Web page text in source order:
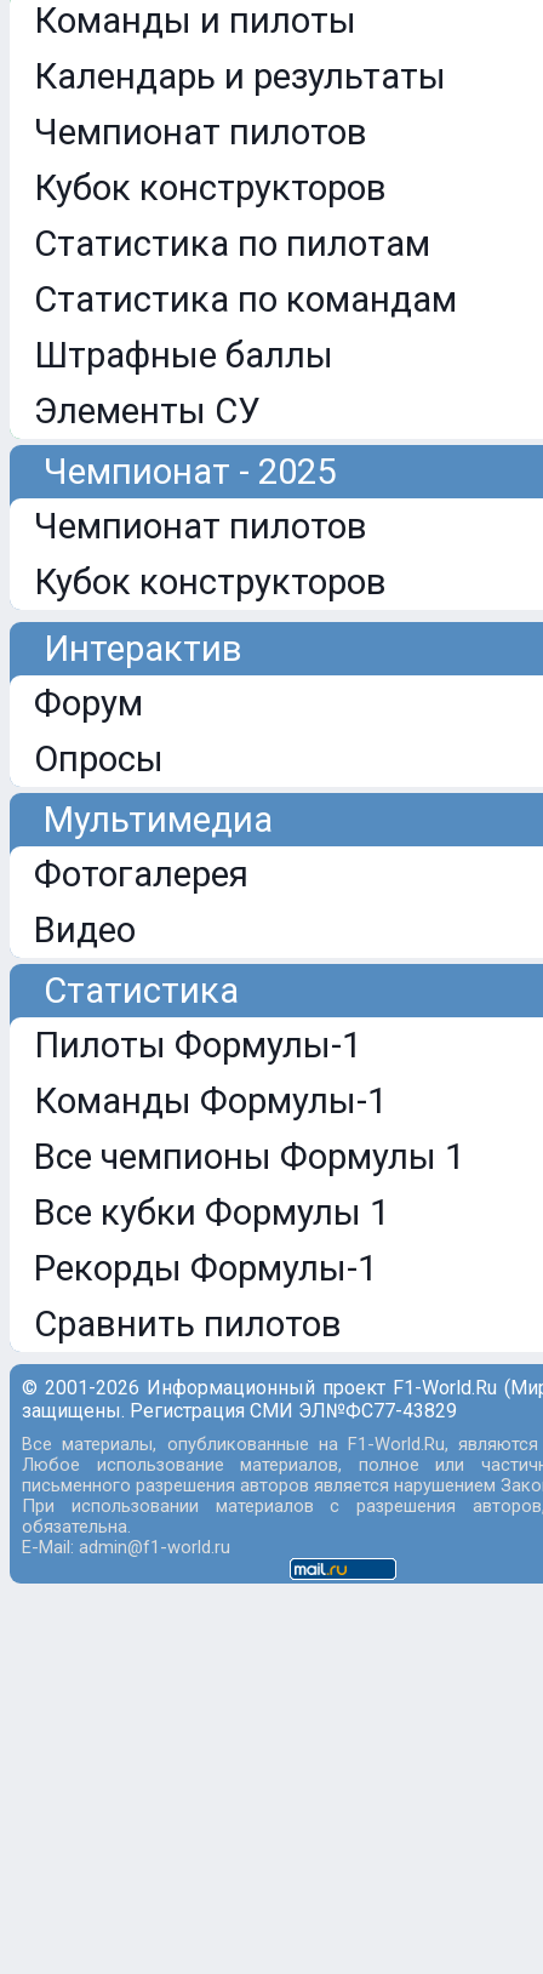
Команды и пилоты
Календарь и результаты
Чемпионат пилотов
Кубок конструкторов
Статистика по пилотам
Статистика по командам
Штрафные баллы
Элементы СУ
Чемпионат - 2025
Чемпионат пилотов
Кубок конструкторов
Интерактив
Форум
Опросы
Мультимедиа
Фотогалерея
Видео
Статистика
Пилоты Формулы-1
Команды Формулы-1
Все чемпионы Формулы 1
Все кубки Формулы 1
Рекорды Формулы-1
Сравнить пилотов
© 2001-2026 Информационный проект F1-World.Ru
защищены. Регистрация СМИ ЭЛ№ФС77-43829
Все материалы, опубликованные на F1-World.Ru,
Любое использование материалов, полное или
письменного разрешения авторов является нарушением
При использовании материалов с разрешения
обязательна.
E-Mail: admin@f1-world.ru